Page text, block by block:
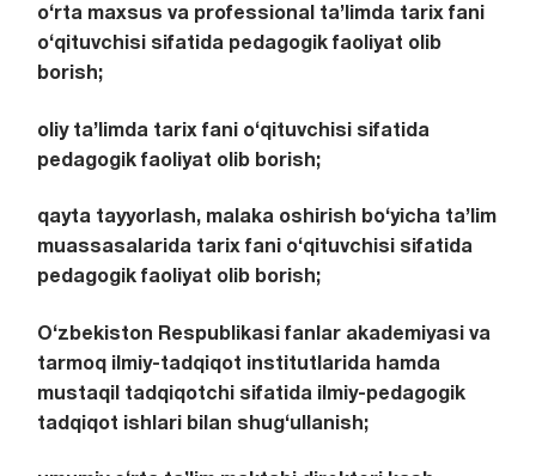
o‘rta maxsus va professional ta’limda tarix fani
o‘qituvchisi sifatida pedagogik faoliyat olib
borish;
oliy ta’limda tarix fani o‘qituvchisi sifatida
pedagogik faoliyat olib borish;
qayta tayyorlash, malaka oshirish bo‘yicha ta’lim
muassasalarida tarix fani o‘qituvchisi sifatida
pedagogik faoliyat olib borish;
O‘zbekiston Respublikasi fanlar akademiyasi va
tarmoq ilmiy-tadqiqot institutlarida hamda
mustaqil tadqiqotchi sifatida ilmiy-pedagogik
tadqiqot ishlari bilan shug‘ullanish;